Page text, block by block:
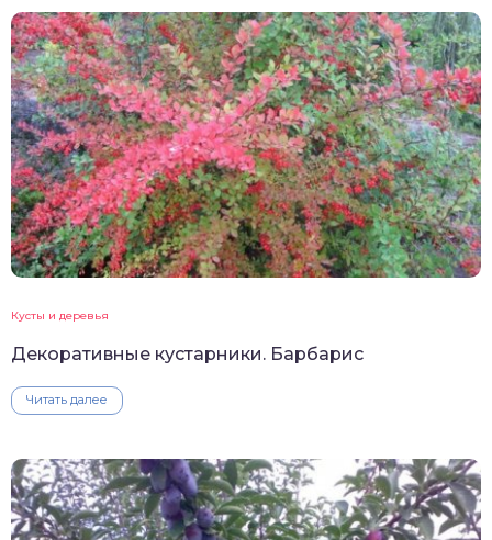
Кусты и деревья
Декоративные кустарники. Барбарис
Читать далее